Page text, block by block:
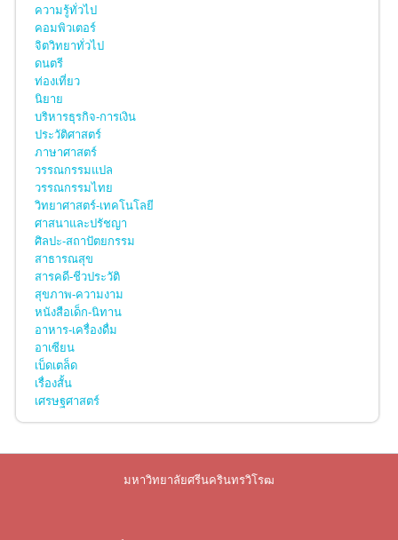
ความรู้ทั่วไป
คอมพิวเตอร์
จิตวิทยาทั่วไป
ดนตรี
ท่องเที่ยว
นิยาย
บริหารธุรกิจ-การเงิน
ประวัติศาสตร์
ภาษาศาสตร์
วรรณกรรมแปล
วรรณกรรมไทย
วิทยาศาสตร์-เทคโนโลยี
ศาสนาและปรัชญา
ศิลปะ-สถาปัตยกรรม
สาธารณสุข
สารคดี-ชีวประวัติ
สุขภาพ-ความงาม
หนังสือเด็ก-นิทาน
อาหาร-เครื่องดื่ม
อาเซียน
เบ็ดเตล็ด
เรื่องสั้น
เศรษฐศาสตร์
มหาวิทยาลัยศรีนครินทรวิโรฒ